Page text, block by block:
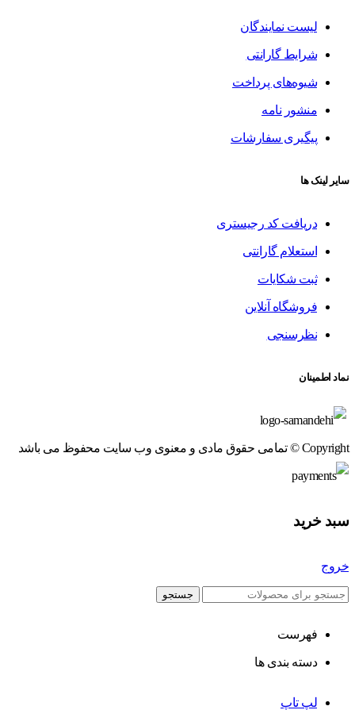
لیست نمایندگان
شرایط گارانتی
شیوه‌های پرداخت
منشور نامه
پیگیری سفارشات
سایر لینک ها
دریافت کد رجیستری
استعلام گارانتی
ثبت شکایات
فروشگاه آنلاین
نظرسنجی
نماد اطمینان
Copyright © تمامی حقوق مادی و معنوی وب سایت محفوظ می باشد
سبد خرید
خروج
جستجو
فهرست
دسته بندی ها
لپ تاپ